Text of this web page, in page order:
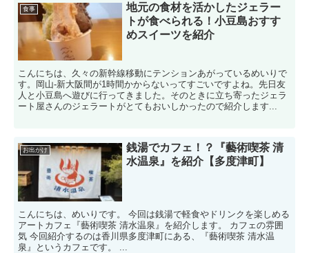
食事
地元の食材を活かしたジェラー
トが食べられる！小豆島おすす
めスイーツを紹介
こんにちは、久々の新幹線移動にテンションあがっているめいりで
す。岡山-新大阪間が1時間かからないってすごいですよね。先日友
人と小豆島へ遊びに行ってきました。そのときに立ち寄ったジェラ
ート屋さんのジェラートがとてもおいしかったので紹介します...
お出かけ
銭湯でカフェ！？『藝術喫茶 清
水温泉』を紹介【多度津町】
こんにちは、めいりです。 今回は銭湯で軽食やドリンクを楽しめる
アートカフェ『藝術喫茶 清水温泉』を紹介します。 カフェの雰囲
気 今回紹介するのは香川県多度津町にある、『藝術喫茶 清水温
泉』というカフェです。 ...